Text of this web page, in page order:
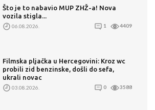
Što je to nabavio MUP ZHŽ-a! Nova
vozila stigla...
06.08.2026. 1 4409
Filmska pljačka u Hercegovini: Kroz wc
probili zid benzinske, došli do sefa,
ukrali novac
03.08.2026. 0 3588